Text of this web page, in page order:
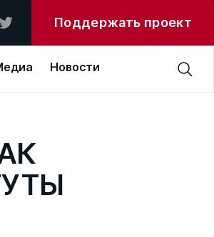
Поддержать проект
Новости